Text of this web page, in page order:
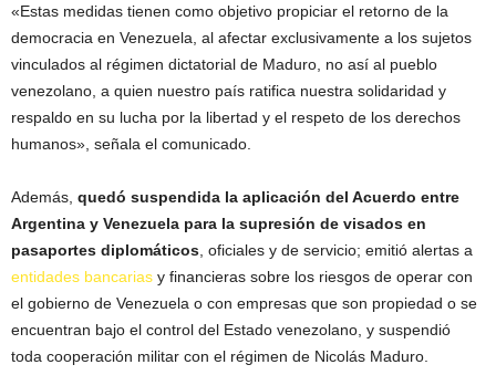
«Estas medidas tienen como objetivo propiciar el retorno de la
democracia en Venezuela, al afectar exclusivamente a los sujetos
vinculados al régimen dictatorial de Maduro, no así al pueblo
venezolano, a quien nuestro país ratifica nuestra solidaridad y
respaldo en su lucha por la libertad y el respeto de los derechos
humanos», señala el comunicado.
Además, quedó suspendida la aplicación del Acuerdo entre
Argentina y Venezuela para la supresión de visados en
pasaportes diplomáticos , oficiales y de servicio; emitió alertas a
entidades bancarias y financieras sobre los riesgos de operar con
el gobierno de Venezuela o con empresas que son propiedad o se
encuentran bajo el control del Estado venezolano, y suspendió
toda cooperación militar con el régimen de Nicolás Maduro.